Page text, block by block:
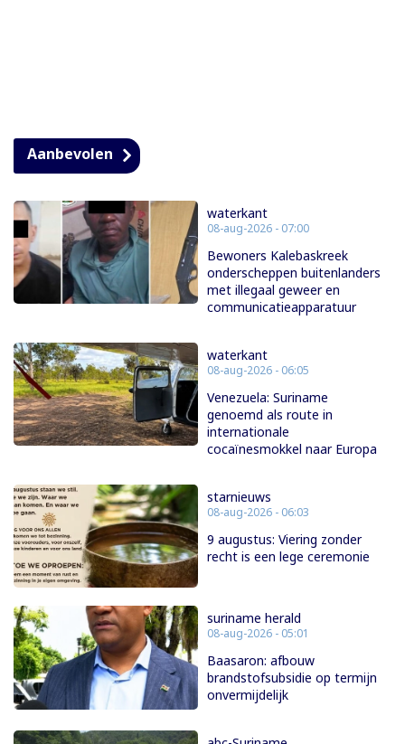
Aanbevolen
waterkant
08-aug-2026 - 07:00
Bewoners Kalebaskreek
onderscheppen buitenlanders
met illegaal geweer en
communicatieapparatuur
waterkant
08-aug-2026 - 06:05
Venezuela: Suriname
genoemd als route in
internationale
cocaïnesmokkel naar Europa
starnieuws
08-aug-2026 - 06:03
9 augustus: Viering zonder
recht is een lege ceremonie
suriname herald
08-aug-2026 - 05:01
Baasaron: afbouw
brandstofsubsidie op termijn
onvermijdelijk